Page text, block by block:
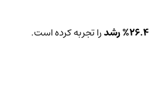
26.4% رشدرا تجربه کرده است.